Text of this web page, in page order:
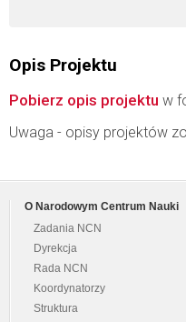
Opis Projektu
Pobierz opis projektu w
Uwaga - opisy projektów
O Narodowym Centrum Nauki
Zadania NCN
Dyrekcja
Rada NCN
Koordynatorzy
Struktura